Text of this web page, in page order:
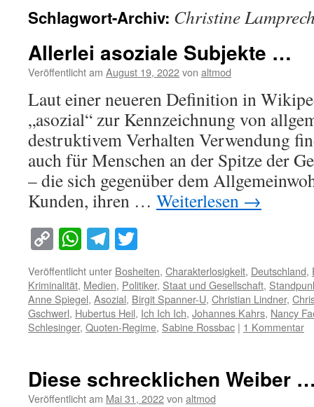
Schlagwort-Archiv: Christine
Allerlei asoziale Subjekte …
Veröffentlicht am August 19, 2022von altmod
Laut einer neueren Definition in
„asozial“ zur Kennzeichnung von
destruktivem Verhalten Verwendung
auch für Menschen an der Spitze der
– die sich gegenüber dem
Kunden, ihren … Weiterlesen →
Copy
Link
WhatsApp
Telegram
Veröffentlicht unter Bosheiten, Charakterlosigkeit, Deutschland,
Kriminalität, Medien, Politiker, Staat und Gesellschaft,
Anne Spiegel, Asozial, Birgit Spanner-U, Christian Lindner,
Gschwerl, Hubertus Heil, Ich Ich Ich, Johannes Kahrs, Nancy
Schlesinger, Quoten-Regime, Sabine Rossbac | 1 Kommentar
Diese schrecklichen Weiber
Veröffentlicht am Mai 31, 2022von altmod